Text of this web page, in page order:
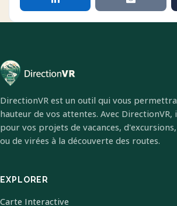
DirectionVR est un outil qui vous
hauteur de vos attentes. Avec
pour vos projets de vacances,
ou de virées à la découverte des routes.
EXPLORER
Carte Interactive